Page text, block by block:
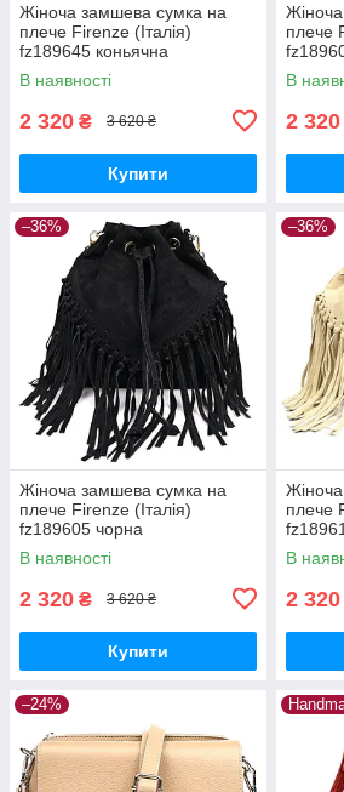
Жіноча замшева сумка на
плече Firenze (Італія)
fz189645 коньячна
В наявності
2 320 ₴ 3 620 ₴
Купити
плече
В
2 320
–36%
Жіноча замшева сумка на
плече Firenze (Італія)
fz189605 чорна
В наявності
2 320 ₴ 3 620 ₴
Купити
–36%
плече
В
2 320
–24%